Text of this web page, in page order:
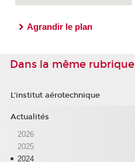
Agrandir le plan
Dans la même rubrique
L'institut aérotechnique
Actualités
2026
2025
2024